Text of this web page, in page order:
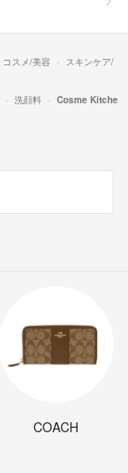
コスメ/美容
スキンケア/
洗顔料
Cosme Kitche
COACH